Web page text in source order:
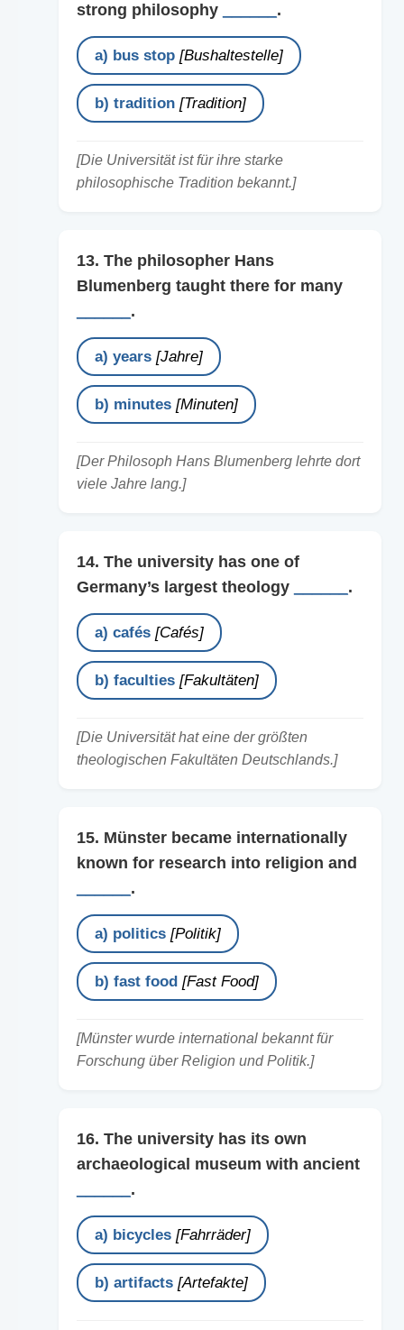
strong philosophy
.
a) bus stop [Bushaltestelle]
b) tradition [Tradition]
[Die Universität ist für ihre starke
philosophische Tradition bekannt.]
13. The philosopher Hans
Blumenberg taught there for many
.
a) years [Jahre]
b) minutes [Minuten]
[Der Philosoph Hans Blumenberg lehrte dort
viele Jahre lang.]
14. The university has one of
Germany’s largest theology
.
a) cafés [Cafés]
b) faculties [Fakultäten]
[Die Universität hat eine der größten
theologischen Fakultäten Deutschlands.]
15. Münster became internationally
known for research into religion and
.
a) politics [Politik]
b) fast food [Fast Food]
[Münster wurde international bekannt für
Forschung über Religion und Politik.]
16. The university has its own
archaeological museum with ancient
.
a) bicycles [Fahrräder]
b) artifacts [Artefakte]